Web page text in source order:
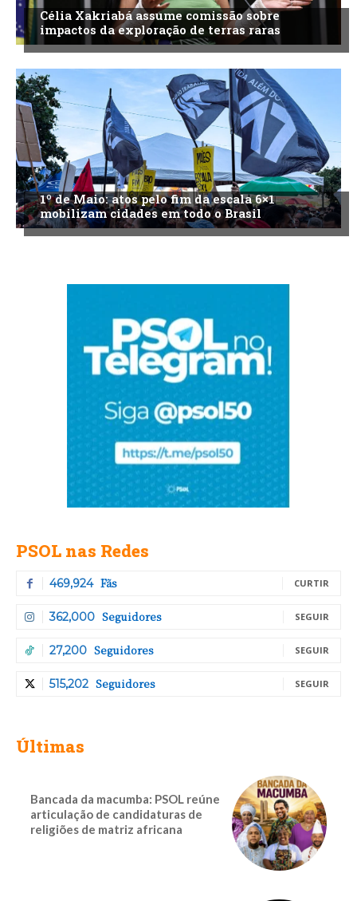
Célia Xakriabá assume comissão sobre
impactos da exploração de terras raras
1º de Maio: atos pelo fim da escala 6×1
mobilizam cidades em todo o Brasil
PSOL nas Redes
469,924 Fãs CURTIR
362,000 Seguidores SEGUIR
27,200 Seguidores SEGUIR
515,202 Seguidores SEGUIR
Últimas
Bancada da macumba: PSOL reúne
articulação de candidaturas de
religiões de matriz africana